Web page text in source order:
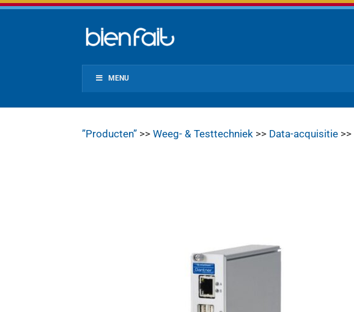
MENU
”Producten” >>Weeg- & Testtechniek >> Data-acquisitie >>